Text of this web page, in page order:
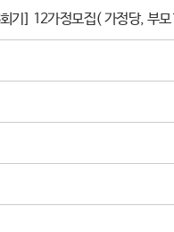
] 12가정모집( 가정당, 부